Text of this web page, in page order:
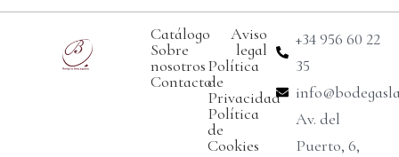
Catálogo
Sobre
nosotros
Contacto
Aviso
legal
Política
de
Privacidad
Política
de
Cookies
+34 956 60 22
35
Av. del
Puerto, 6,